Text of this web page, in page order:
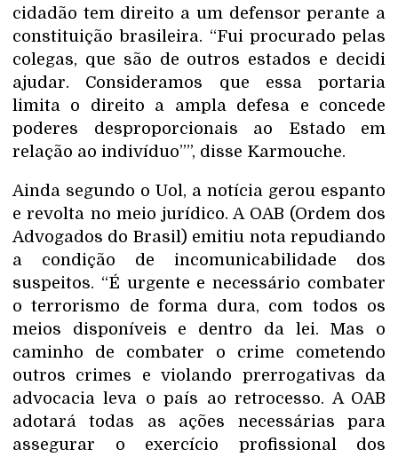
cidadão tem direito a um defensor perante a
constituição brasileira. “Fui procurado pelas
colegas, que são de outros estados e decidi
ajudar. Consideramos que essa portaria
limita o direito a ampla defesa e concede
poderes desproporcionais ao Estado em
relação ao indivíduo””, disse Karmouche.
Ainda segundo o Uol, a notícia gerou espanto
e revolta no meio jurídico. A OAB (Ordem dos
Advogados do Brasil) emitiu nota repudiando
a condição de incomunicabilidade dos
suspeitos. “É urgente e necessário combater
o terrorismo de forma dura, com todos os
meios disponíveis e dentro da lei. Mas o
caminho de combater o crime cometendo
outros crimes e violando prerrogativas da
advocacia leva o país ao retrocesso. A OAB
adotará todas as ações necessárias para
assegurar o exercício profissional dos